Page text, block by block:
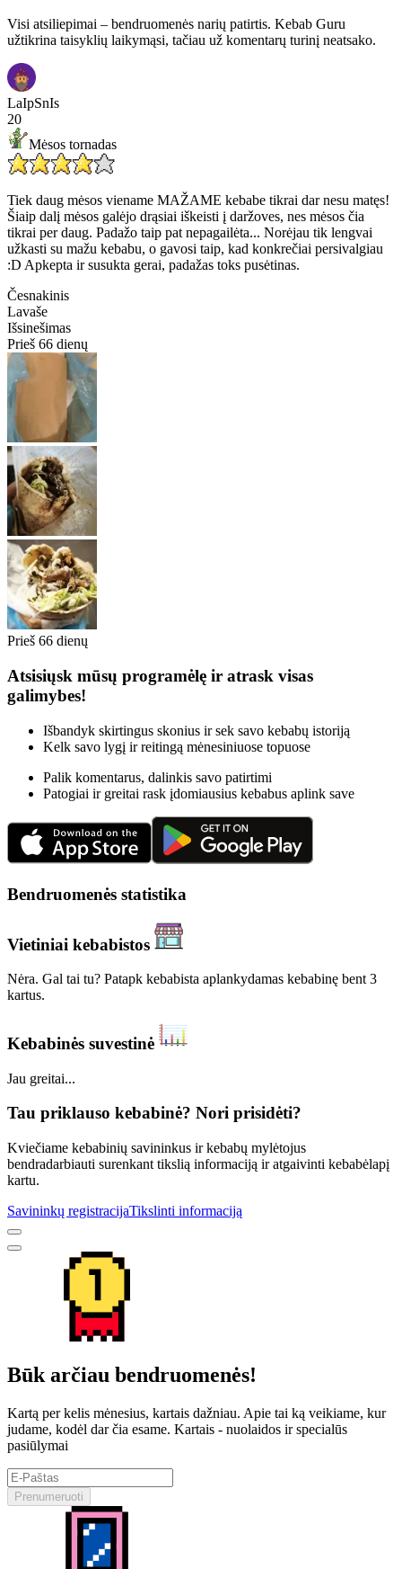
Visi atsiliepimai – bendruomenės narių patirtis. Kebab Guru
užtikrina taisyklių laikymąsi, tačiau už komentarų turinį neatsako.
LaIpSnIs
20
Mėsos tornadas
Tiek daug mėsos viename MAŽAME kebabe tikrai dar nesu matęs!
Šiaip dalį mėsos galėjo drąsiai iškeisti į daržoves, nes mėsos čia
tikrai per daug. Padažo taip pat nepagailėta... Norėjau tik lengvai
užkasti su mažu kebabu, o gavosi taip, kad konkrečiai persivalgiau
:D Apkepta ir susukta gerai, padažas toks pusėtinas.
Česnakinis
Lavaše
Išsinešimas
Prieš 66 dienų
Prieš 66 dienų
Atsisiųsk mūsų programėlę ir atrask visas
galimybes!
Išbandyk skirtingus skonius ir sek savo kebabų istoriją
Kelk savo lygį ir reitingą mėnesiniuose topuose
Palik komentarus, dalinkis savo patirtimi
Patogiai ir greitai rask įdomiausius kebabus aplink save
Bendruomenės statistika
Vietiniai kebabistos
Nėra. Gal tai tu? Patapk kebabista aplankydamas kebabinę bent 3
kartus.
Kebabinės suvestinė
Jau greitai...
Tau priklauso kebabinė? Nori prisidėti?
Kviečiame kebabinių savininkus ir kebabų mylėtojus
bendradarbiauti surenkant tikslią informaciją ir atgaivinti kebabėlapį
kartu.
Savininkų registracijaTikslinti informaciją
Būk arčiau bendruomenės!
Kartą per kelis mėnesius, kartais dažniau. Apie tai ką veikiame, kur
judame, kodėl dar čia esame. Kartais - nuolaidos ir specialūs
pasiūlymai
Prenumeruoti